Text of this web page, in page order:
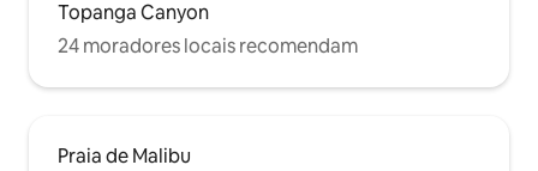
Topanga Canyon
24 moradores locais recomendam
Praia de Malibu